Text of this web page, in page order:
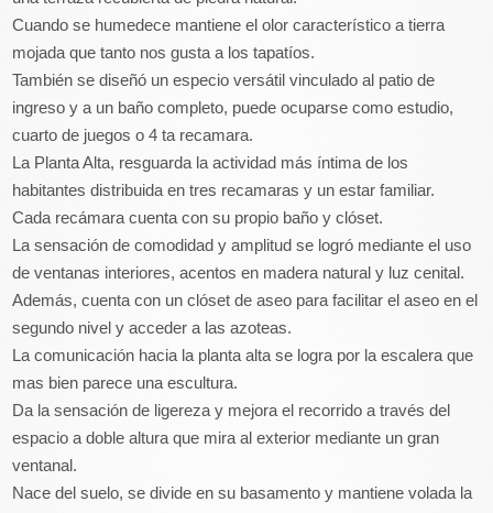
Cuando se humedece mantiene el olor característico a tierra
mojada que tanto nos gusta a los tapatíos.
También se diseñó un especio versátil vinculado al patio de
ingreso y a un baño completo, puede ocuparse como estudio,
cuarto de juegos o 4 ta recamara.
La Planta Alta, resguarda la actividad más íntima de los
habitantes distribuida en tres recamaras y un estar familiar.
Cada recámara cuenta con su propio baño y clóset.
La sensación de comodidad y amplitud se logró mediante el uso
de ventanas interiores, acentos en madera natural y luz cenital.
Además, cuenta con un clóset de aseo para facilitar el aseo en el
segundo nivel y acceder a las azoteas.
La comunicación hacia la planta alta se logra por la escalera que
mas bien parece una escultura.
Da la sensación de ligereza y mejora el recorrido a través del
espacio a doble altura que mira al exterior mediante un gran
ventanal.
Nace del suelo, se divide en su basamento y mantiene volada la